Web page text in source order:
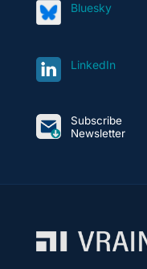
Bluesky
LinkedIn
Subscribe
Newsletter